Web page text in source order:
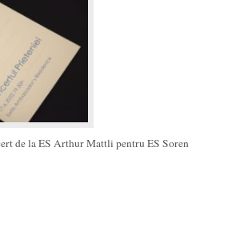
de la ES Arthur Mattli pentru ES Soren